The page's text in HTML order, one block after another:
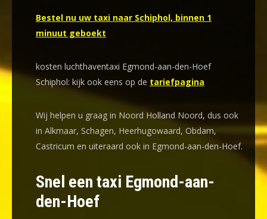
Bestel nu uw taxi naar Schiphol, binnen 1
minuut geboekt
kosten luchthaventaxi Egmond-aan-den-Hoef
Schiphol: kijk ook eens op de tariefpagina
Wij helpen u graag in Noord Holland Noord, dus ook
in Alkmaar, Schagen, Heerhugowaard, Obdam,
Castricum en uiteraard ook in Egmond-aan-den-Hoef.
Snel een taxi Egmond-aan-
den-Hoef